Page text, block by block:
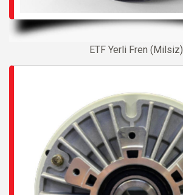
ETF Yerli Fren (Milsiz)